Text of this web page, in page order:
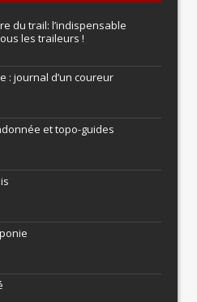
du trail: l’indispensable
les traileurs !
: journal d’un coureur
et topo-guides